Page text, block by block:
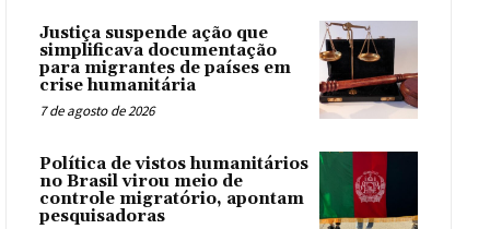
Justiça suspende ação que
simplificava documentação
para migrantes de países em
crise humanitária
7 de agosto de 2026
Política de vistos humanitários
no Brasil virou meio de
controle migratório, apontam
pesquisadoras